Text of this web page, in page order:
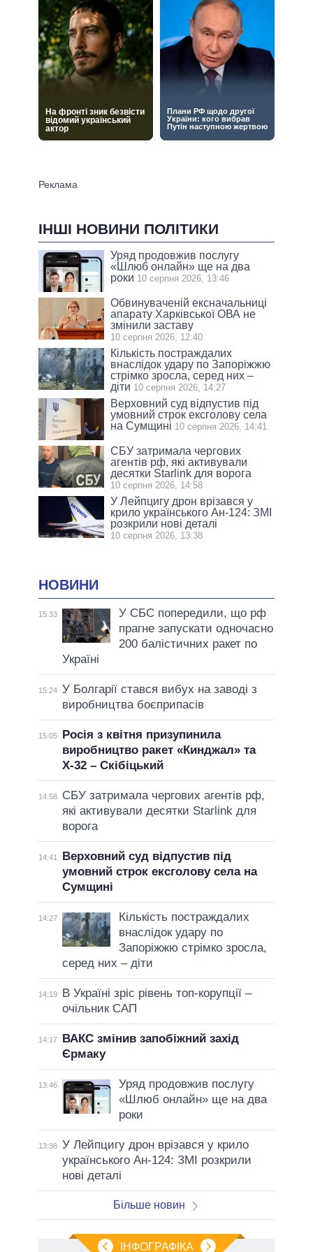
ІНШІ НОВИНИ ПОЛІТИКИ
Уряд продовжив послугу
«Шлюб онлайн» ще на два
роки 10 серпня 2026, 13:46
Обвинуваченій ексначальниці
апарату Харківської ОВА не
змінили заставу
10 серпня 2026, 12:40
Кількість постраждалих
внаслідок удару по Запоріжжю
стрімко зросла, серед них –
діти 10 серпня 2026, 14:27
Верховний суд відпустив під
умовний строк ексголову села
на Сумщині 10 серпня 2026, 14:41
СБУ затримала чергових
агентів рф, які активували
десятки Starlink для ворога
10 серпня 2026, 14:58
У Лейпцигу дрон врізався у
крило українського Ан-124: ЗМІ
розкрили нові деталі
10 серпня 2026, 13:38
НОВИНИ
15:33
У СБС попередили, що рф
прагне запускати одночасно
200 балістичних ракет по
Україні
15:24 У Болгарії стався вибух на заводі з
виробництва боєприпасів
15:05
Росія з квітня призупинила
виробництво ракет «Кинджал» та
Х-32 – Скібіцький
14:58
СБУ затримала чергових агентів рф,
які активували десятки Starlink для
ворога
14:41
Верховний суд відпустив під
умовний строк ексголову села на
Сумщині
14:27
Кількість постраждалих
внаслідок удару по
Запоріжжю стрімко зросла,
серед них – діти
14:19
В Україні зріс рівень топ-корупції –
очільник САП
14:17
ВАКС змінив запобіжний захід
Єрмаку
13:46
Уряд продовжив послугу
«Шлюб онлайн» ще на два
роки
13:38 У Лейпцигу дрон врізався у крило
українського Ан-124: ЗМІ розкрили
нові деталі
Більше новин
ІНФОГРАФІКА